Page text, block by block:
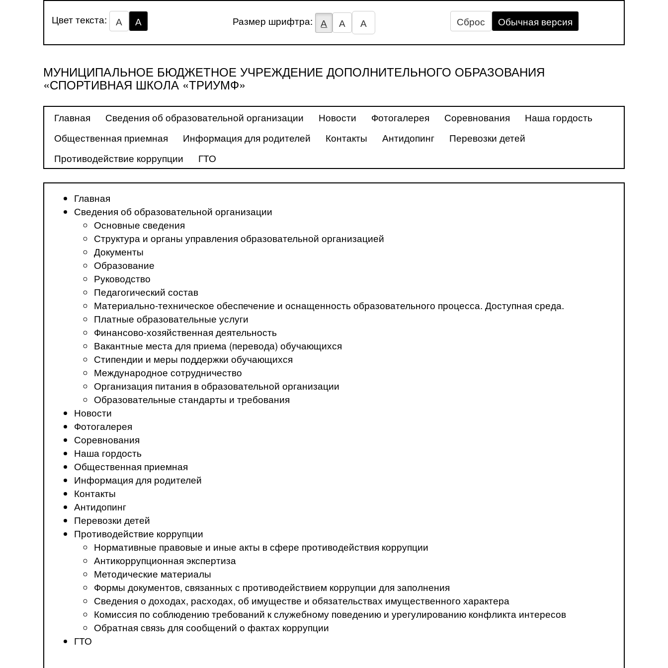
Цвет текста: А А Размер шрифтра: А А А Сброс Обычная версия
МУНИЦИПАЛЬНОЕ БЮДЖЕТНОЕ УЧРЕЖДЕНИЕ ДОПОЛНИТЕЛЬНОГО ОБРАЗОВАНИЯ
«СПОРТИВНАЯ ШКОЛА «ТРИУМФ»
Главная Сведения об образовательной организации Новости Фотогалерея Соревнования
Наша гордость
Общественная приемная
Информация для родителей Контакты Антидопинг
Перевозки детей
Противодействие коррупции
ГТО
Главная
Сведения об образовательной организации
Основные сведения
Структура и органы управления образовательной организацией
Документы
Образование
Руководство
Педагогический состав
Материально-техническое обеспечение и оснащенность образовательного процесса. Доступная среда.
Платные образовательные услуги
Финансово-хозяйственная деятельность
Вакантные места для приема (перевода) обучающихся
Стипендии и меры поддержки обучающихся
Международное сотрудничество
Организация питания в образовательной организации
Образовательные стандарты и требования
Новости
Фотогалерея
Соревнования
Наша гордость
Общественная приемная
Информация для родителей
Контакты
Антидопинг
Перевозки детей
Противодействие коррупции
Нормативные правовые и иные акты в сфере противодействия коррупции
Антикоррупционная экспертиза
Методические материалы
Формы документов, связанных с противодействием коррупции для заполнения
Сведения о доходах, расходах, об имуществе и обязательствах имущественного характера
Комиссия по соблюдению требований к служебному поведению и урегулированию конфликта интересов
Обратная связь для сообщений о фактах коррупции
ГТО